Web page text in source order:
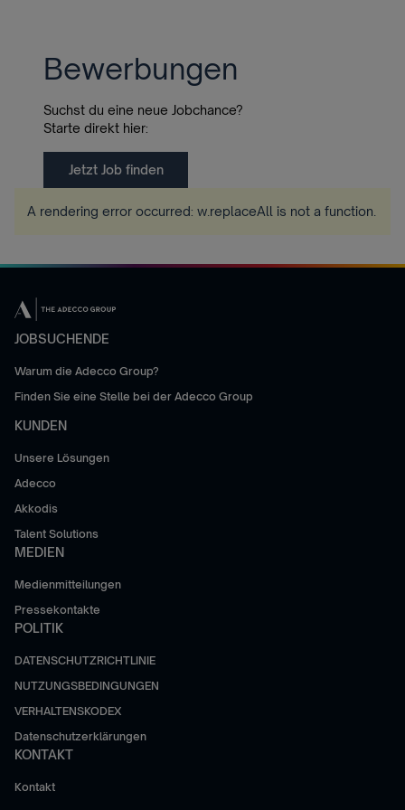
Bewerbungen
Suchst du eine neue Jobchance?
Starte direkt hier:
Jetzt Job finden
A rendering error occurred: w.replaceAll is not a function
JOBSUCHENDE
Warum die Adecco Group?
Finden Sie eine Stelle bei der Adecco Group
KUNDEN
Unsere Lösungen
Adecco
Akkodis
Talent Solutions
MEDIEN
Medienmitteilungen
Pressekontakte
POLITIK
DATENSCHUTZRICHTLINIE
NUTZUNGSBEDINGUNGEN
VERHALTENSKODEX
Datenschutzerklärungen
KONTAKT
Kontakt